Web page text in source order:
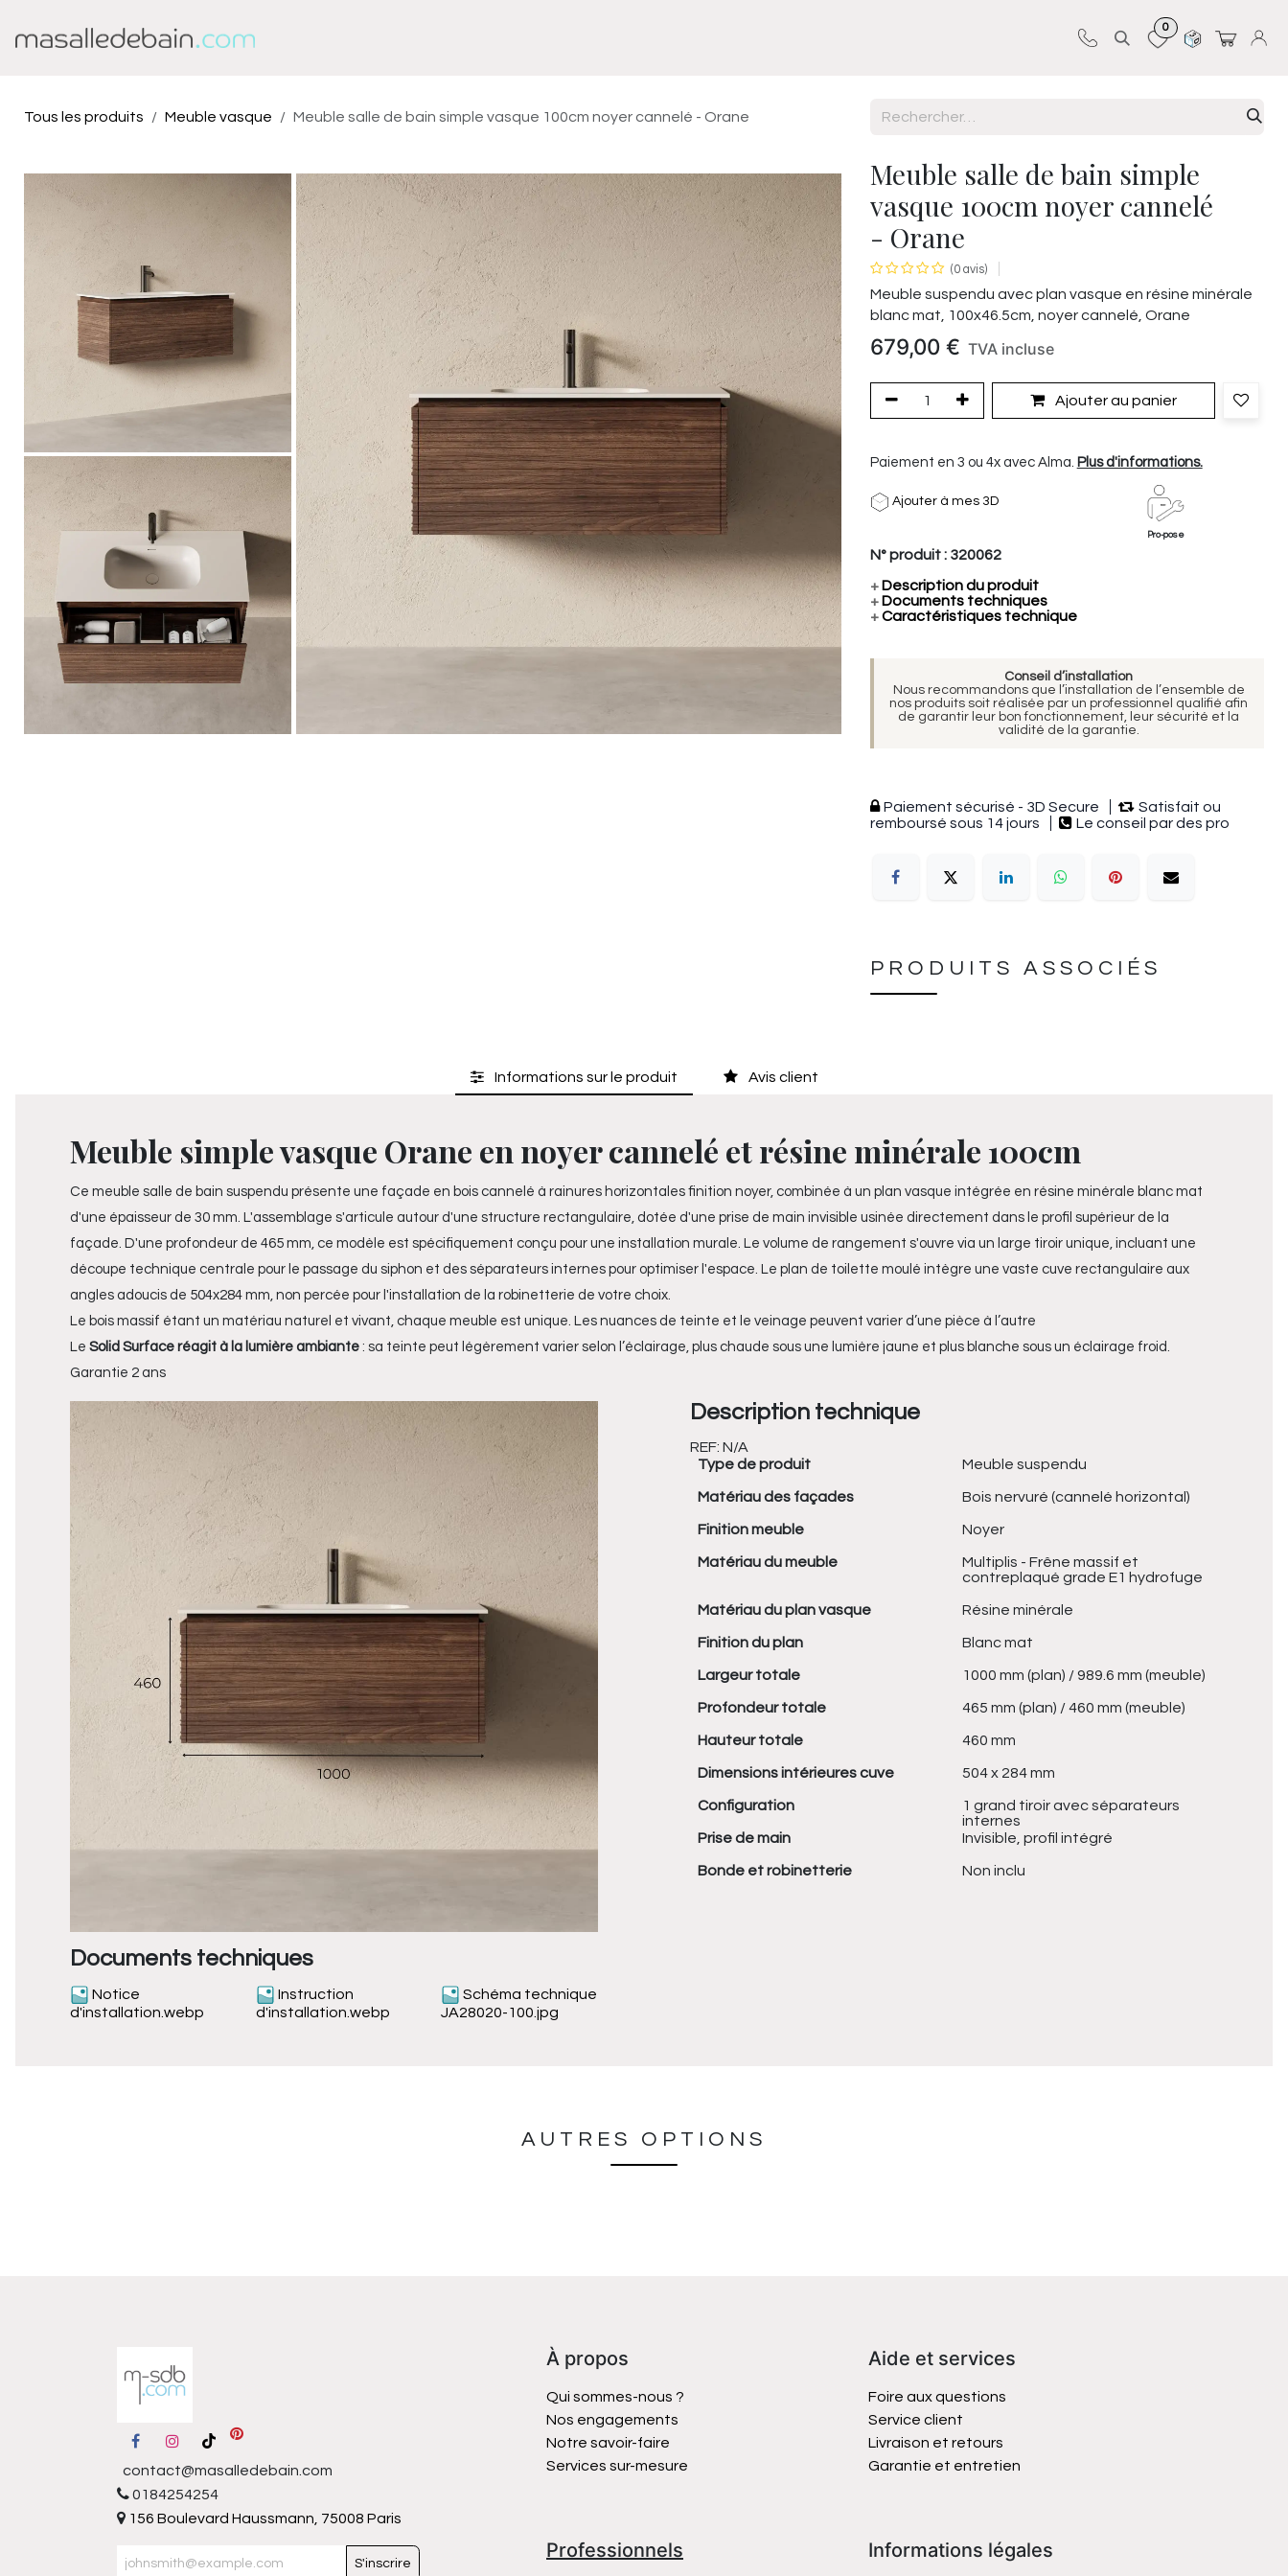
0
Tous les produits Meuble vasque Meuble salle de bain simple vasque 100cm noyer cannelé - Orane
Meuble salle de bain simple
vasque 100cm noyer cannelé
- Orane
(0 avis)
Meuble suspendu avec plan vasque en résine minérale
blanc mat, 100x46.5cm, noyer cannelé, Orane
679,00€ TVA incluse
Ajouter au panier
Paiement en 3 ou 4x avec Alma. Plus d'informations.
Ajouter à mes 3D
Pro-pose
N° produit : 320062
+Description du produit
+Documents techniques
+Caractéristiques technique
Conseil d’installation
Nous recommandons que l’installation de l’ensemble de
nos produits soit réalisée par un professionnel qualifié afin
de garantir leur bon fonctionnement, leur sécurité et la
validité de la garantie.
Paiement sécurisé - 3D Secure
Satisfait ou
remboursé sous 14 jours
Le conseil par des pro
PRODUITS ASSOCIÉS
Informations sur le produit Avis client
Meuble simple vasque Orane en noyer cannelé et résine minérale 100cm
Ce meuble salle de bain suspendu présente une façade en bois cannelé à rainures horizontales finition noyer, combinée à un plan vasque intégrée en résine minérale blanc mat
d'une épaisseur de 30 mm. L'assemblage s'articule autour d'une structure rectangulaire, dotée d'une prise de main invisible usinée directement dans le profil supérieur de la
façade. D'une profondeur de 465 mm, ce modèle est spécifiquement conçu pour une installation murale. Le volume de rangement s'ouvre via un large tiroir unique, incluant une
découpe technique centrale pour le passage du siphon et des séparateurs internes pour optimiser l'espace. Le plan de toilette moulé intègre une vaste cuve rectangulaire aux
angles adoucis de 504x284 mm, non percée pour l'installation de la robinetterie de votre choix.
Le bois massif étant un matériau naturel et vivant, chaque meuble est unique. Les nuances de teinte et le veinage peuvent varier d’une pièce à l’autre
Le Solid Surface réagit à la lumière ambiante : sa teinte peut légèrement varier selon l’éclairage, plus chaude sous une lumière jaune et plus blanche sous un éclairage froid.
Garantie 2 ans
Documents techniques
Notice
d'installation.webp
Instruction
d'installation.webp
Schéma technique
JA28020-100.jpg
Description technique
REF: N/A
Type de produit
Meuble suspendu
Matériau des façades Bois nervuré (cannelé horizontal)
Finition meuble Noyer
Matériau du meuble
Multiplis - Frêne massif et
contreplaqué grade E1 hydrofuge
Matériau du plan vasque Résine minérale
Finition du plan Blanc mat
Largeur totale 1000 mm (plan) / 989.6 mm (meuble)
Profondeur totale 465 mm (plan) / 460 mm (meuble)
Hauteur totale 460 mm
Dimensions intérieures cuve 504 x 284 mm
Configuration
1 grand tiroir avec séparateurs
internes
Prise de main
Invisible, profil intégré
Bonde et robinetterie Non inclu
AUTRES OPTIONS
contact@masalledebain.com
0184254254
156 Boulevard Haussmann, 75008 Paris
S'inscrire
Professionnels
À propos
Qui sommes-nous ?
Nos engagements
Notre savoir-faire
Services sur-mesure
Aide et services
Foire aux questions
Service client
Livraison et retours
Garantie et entretien
Informations légales